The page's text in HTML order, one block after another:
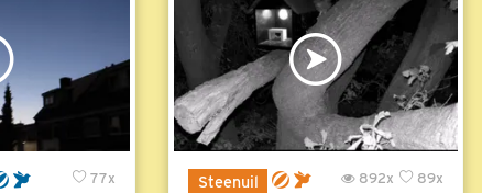
77x
Steenuil 89x
892x